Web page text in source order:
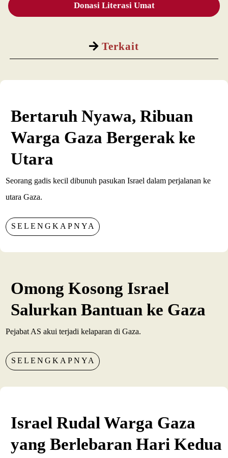
Terkait
Donasi Literasi Umat
Bertaruh Nyawa, Ribuan
Warga Gaza Bergerak ke
Utara
Seorang gadis kecil dibunuh pasukan Israel dalam perjalanan ke
utara Gaza.
SELENGKAPNYA
Omong Kosong Israel
Salurkan Bantuan ke Gaza
Pejabat AS akui terjadi kelaparan di Gaza.
SELENGKAPNYA
Israel Rudal Warga Gaza
yang Berlebaran Hari Kedua